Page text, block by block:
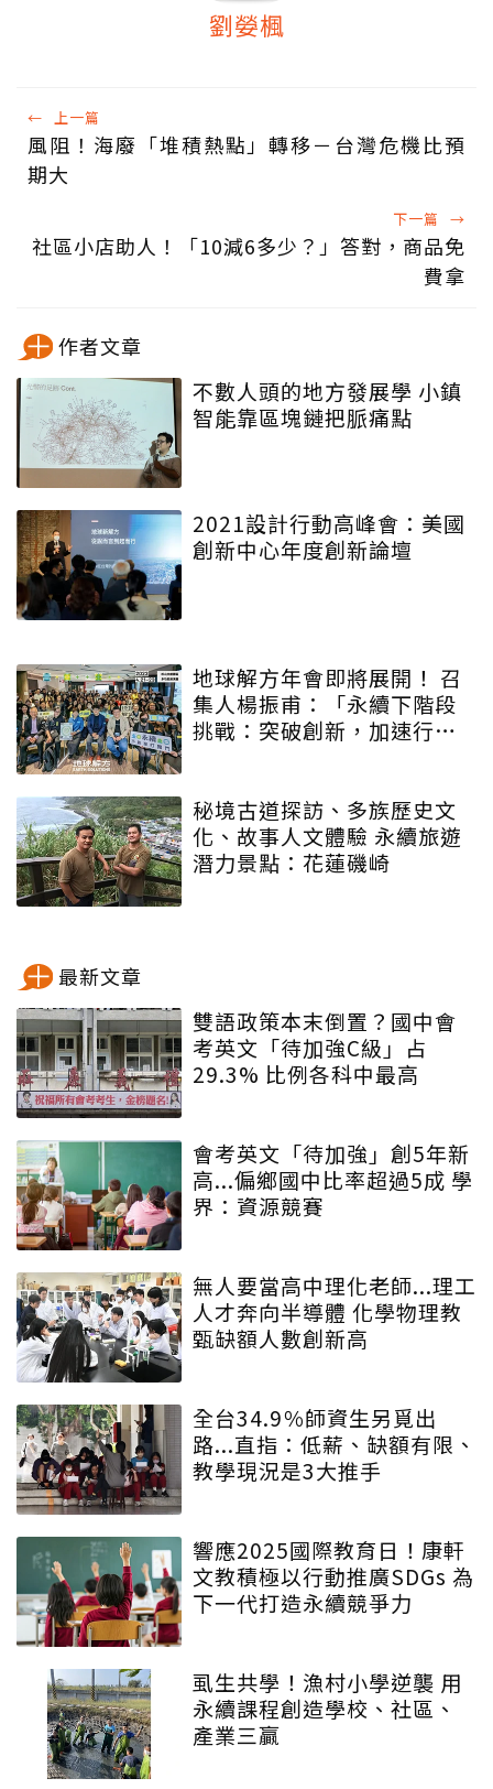
劉嫈楓
← 上一篇
風阻！海廢「堆積熱點」轉移－台灣危機比預
期大
下一篇 →
社區小店助人！「10減6多少？」答對，商品免
費拿
作者文章
不數人頭的地方發展學 小鎮
智能靠區塊鏈把脈痛點
2021設計行動高峰會：美國
創新中心年度創新論壇
地球解方年會即將展開！ 召
集人楊振甫：「永續下階段
挑戰：突破創新，加速行
秘境古道探訪、多族歷史文
化、故事人文體驗 永續旅遊
潛力景點：花蓮磯崎
最新文章
雙語政策本末倒置？國中會
考英文「待加強C級」占
29.3% 比例各科中最高
會考英文「待加強」創5年新
高...偏鄉國中比率超過5成 學
界：資源競賽
無人要當高中理化老師...理工
人才奔向半導體 化學物理教
甄缺額人數創新高
全台34.9％師資生另覓出
路...直指：低薪、缺額有限、
教學現況是3大推手
響應2025國際教育日！康軒
文教積極以行動推廣SDGs 為
下一代打造永續競爭力
虱生共學！漁村小學逆襲 用
永續課程創造學校、社區、
產業三贏